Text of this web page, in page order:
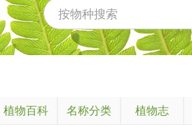
植物百科 名称分类 植物志